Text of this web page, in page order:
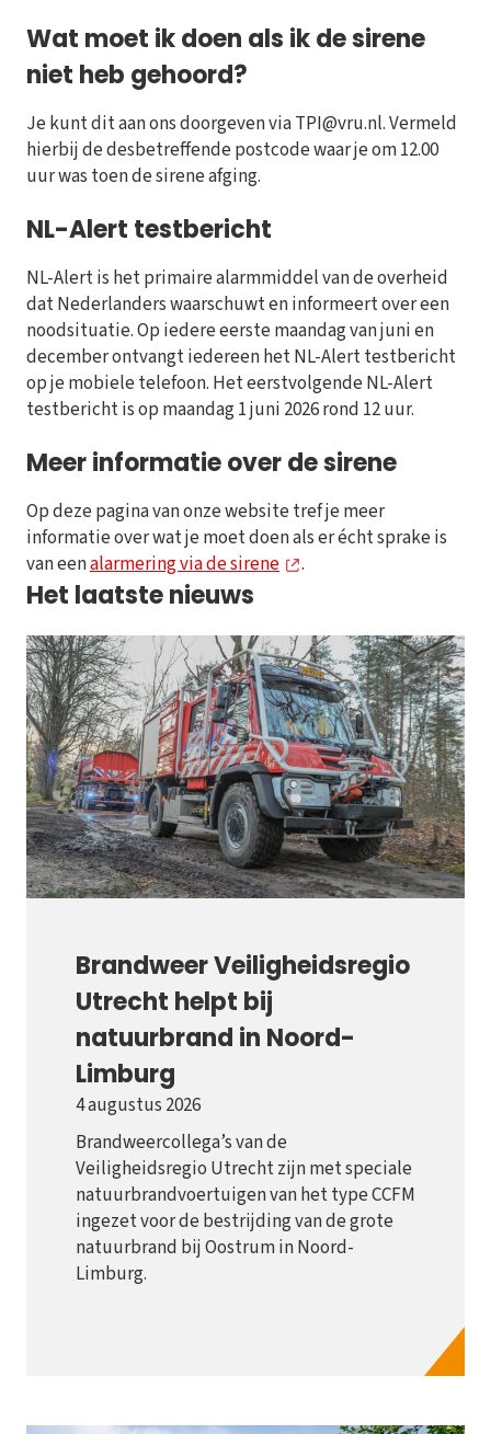
Wat moet ik doen als ik de sirene
niet heb gehoord?
Je kunt dit aan ons doorgeven via TPI@vru.nl. Vermeld
hierbij de desbetreffende postcode waar je om 12.00
uur was toen de sirene afging.
NL-Alert testbericht
NL-Alert is het primaire alarmmiddel van de overheid
dat Nederlanders waarschuwt en informeert over een
noodsituatie. Op iedere eerste maandag van juni en
december ontvangt iedereen het NL-Alert testbericht
op je mobiele telefoon. Het eerstvolgende NL-Alert
testbericht is op maandag 1 juni 2026 rond 12 uur.
Meer informatie over de sirene
Op deze pagina van onze website tref je meer
informatie over wat je moet doen als er écht sprake is
van eenalarmering via de sirene .
Het laatste nieuws
Brandweer Veiligheidsregio
Utrecht helpt bij
natuurbrand in Noord-
Limburg
4 augustus 2026
Brandweercollega’s van de
Veiligheidsregio Utrecht zijn met speciale
natuurbrandvoertuigen van het type CCFM
ingezet voor de bestrijding van de grote
natuurbrand bij Oostrum in Noord-
Limburg.